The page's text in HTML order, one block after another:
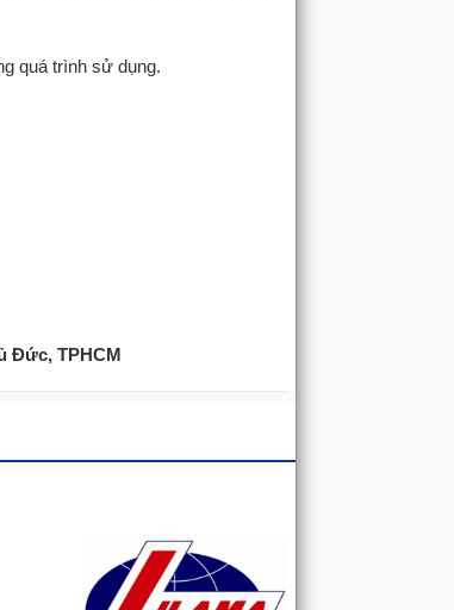
quá trình sử dụng.
Đức, TPHCM